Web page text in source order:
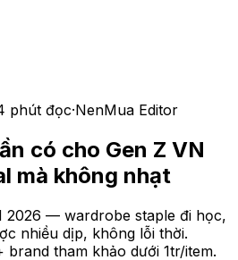
phút đọc·NenMua Editor
có cho Gen Z VN
mà không nhạt
2026 — wardrobe staple đi học,
nhiều dịp, không lỗi thời.
brand tham khảo dưới 1tr/item.